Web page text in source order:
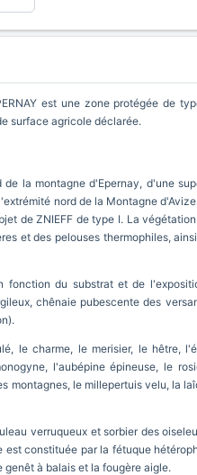
est une zone protégée de
surface agricole déclarée.
la montagne d'Epernay, d'une
nord de la Montagne
de ZNIEFF de type I. La
et des pelouses thermophiles,
fonction du substrat et de
chênaie pubescente des
le charme, le merisier, le hêtre,
l'aubépine épineuse, le
montagnes, le millepertuis velu, la
verruqueux et sorbier des
constituée par la fétuque
à balais et la fougère aigle.